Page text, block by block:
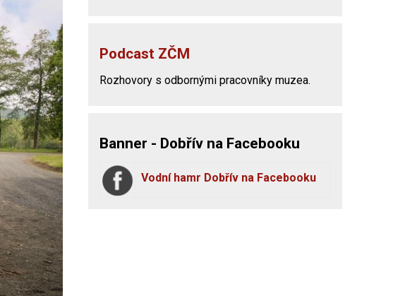
Podcast ZČM
Rozhovory s odbornými pracovníky muzea.
Banner - Dobřív na Facebooku
Vodní hamr Dobřív na Facebooku